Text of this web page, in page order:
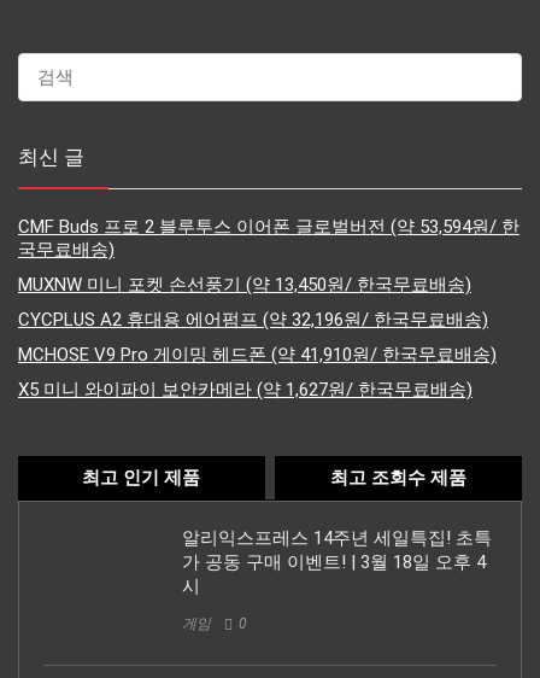
최신 글
CMF Buds 프로 2 블루투스 이어폰 글로벌버전 (약 53,594원/ 한
국무료배송)
MUXNW 미니 포켓 손선풍기 (약 13,450원/ 한국무료배송)
CYCPLUS A2 휴대용 에어펌프 (약 32,196원/ 한국무료배송)
MCHOSE V9 Pro 게이밍 헤드폰 (약 41,910원/ 한국무료배송)
X5 미니 와이파이 보안카메라 (약 1,627원/ 한국무료배송)
최고 인기 제품 최고 조회수 제품
알리익스프레스 14주년 세일특집! 초특
가 공동 구매 이벤트! | 3월 18일 오후 4
시
게임 0